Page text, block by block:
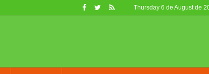
Thursday 6 de August de